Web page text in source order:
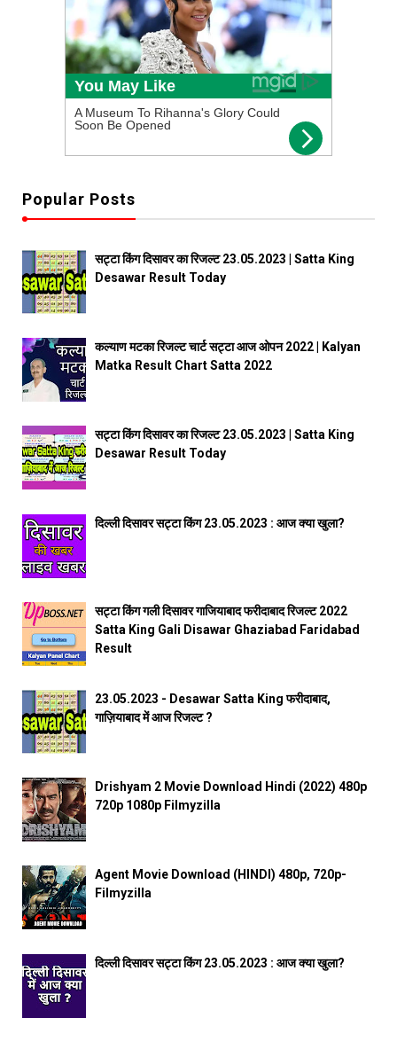
Popular Posts
सट्टा किंग दिसावर का रिजल्ट 23.05.2023 | Satta King
Desawar Result Today
कल्याण मटका रिजल्ट चार्ट सट्टा आज ओपन 2022 | Kalyan
Matka Result Chart Satta 2022
सट्टा किंग दिसावर का रिजल्ट 23.05.2023 | Satta King
Desawar Result Today
दिल्ली दिसावर सट्टा किंग 23.05.2023 : आज क्या खुला?
सट्टा किंग गली दिसावर गाजियाबाद फरीदाबाद रिजल्ट 2022
Satta King Gali Disawar Ghaziabad Faridabad
Result
23.05.2023 - Desawar Satta King फरीदाबाद,
गाज़ियाबाद में आज रिजल्ट ?
Drishyam 2 Movie Download Hindi (2022) 480p
720p 1080p Filmyzilla
Agent Movie Download (HINDI) 480p, 720p-
Filmyzilla
दिल्ली दिसावर सट्टा किंग 23.05.2023 : आज क्या खुला?